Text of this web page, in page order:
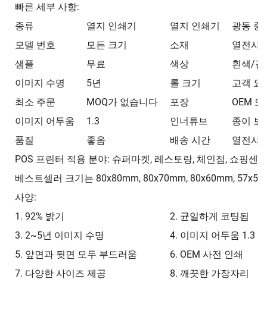
빠른 세부 사항:
종류
열지 인쇄기 열지 인쇄기
광동 중
모델 번호
모든 크기 소재
열전사
샘플
무료 색상
흰색/검
이미지 수명
5년 롤 크기
고객 요
최소 주문
MOQ가 없습니다 포장
OEM
이미지 어두움
1.3 인너튜브
종이 보
품질
좋음 배송 시간
열전사
POS 프린터 적용 분야: 슈퍼마켓, 레스토랑, 체인점, 쇼핑센
베스트셀러 크기는 80x80mm, 80x70mm, 80x60mm,
사양:
1. 92% 밝기
2. 균일하게 코팅됨
3. 2~5년 이미지 수명
4. 이미지 어두움 1.3
5. 앞면과 뒷면 모두 부드러움
6. OEM 사전 인쇄
7. 다양한 사이즈 제공
8. 깨끗한 가장자리